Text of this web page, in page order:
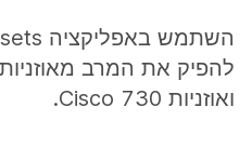
ואוזניות Cisco 730.